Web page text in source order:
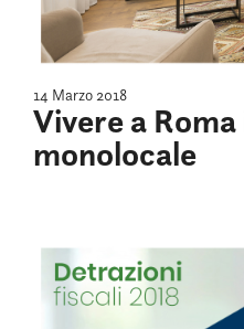
14 Marzo 2018
Vivere a Roma
monolocale